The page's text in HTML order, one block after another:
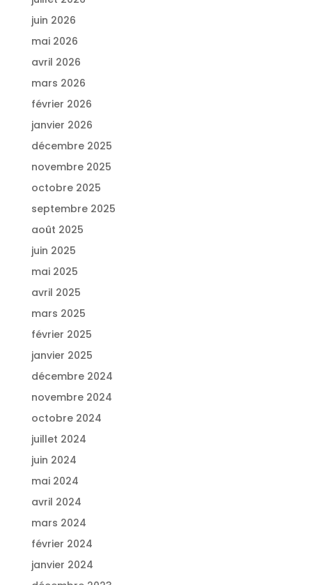
juin 2026
mai 2026
avril 2026
mars 2026
février 2026
janvier 2026
décembre 2025
novembre 2025
octobre 2025
septembre 2025
août 2025
juin 2025
mai 2025
avril 2025
mars 2025
février 2025
janvier 2025
décembre 2024
novembre 2024
octobre 2024
juillet 2024
juin 2024
mai 2024
avril 2024
mars 2024
février 2024
janvier 2024